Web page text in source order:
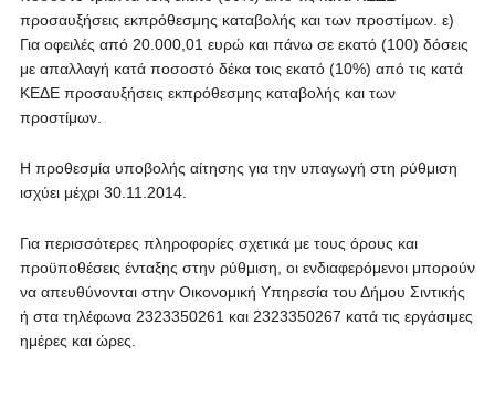
προσαυξήσεις εκπρόθεσμης καταβολής και των προστίμων. ε)
Για οφειλές από 20.000,01 ευρώ και πάνω σε εκατό (100) δόσεις
με απαλλαγή κατά ποσοστό δέκα τοις εκατό (10%) από τις κατά
ΚΕΔΕ προσαυξήσεις εκπρόθεσμης καταβολής και των
προστίμων.
Η προθεσμία υποβολής αίτησης για την υπαγωγή στη ρύθμιση
ισχύει μέχρι 30.11.2014.
Για περισσότερες πληροφορίες σχετικά με τους όρους και
προϋποθέσεις ένταξης στην ρύθμιση, οι ενδιαφερόμενοι μπορούν
να απευθύνονται στην Οικονομική Υπηρεσία του Δήμου Σιντικής
ή στα τηλέφωνα 2323350261 και 2323350267 κατά τις εργάσιμες
ημέρες και ώρες.